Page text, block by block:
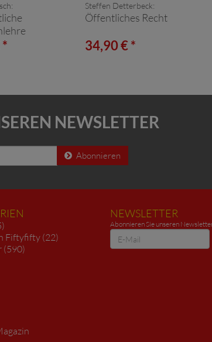
Steffen Detterbeck:
Öffentliches Recht
34,90 € *
NEWSLETTER
Abonnieren
Fiftyfifty (22)
(590)
NEWSLETTER
Abonnieren Sie unseren
Newsletter